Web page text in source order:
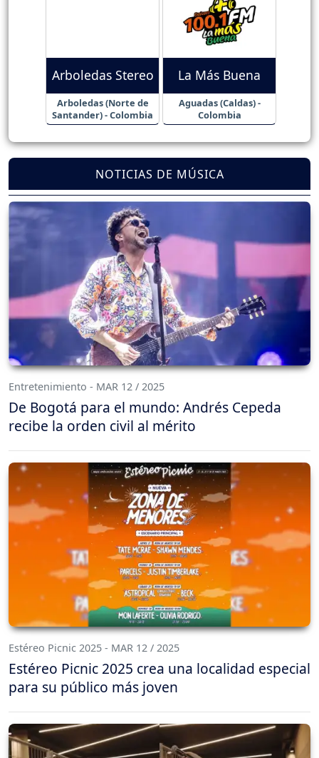
Arboledas Stereo
Arboledas (Norte de
Santander) - Colombia
La Más Buena
Aguadas (Caldas) -
Colombia
NOTICIAS DE MÚSICA
Entretenimiento - MAR 12 / 2025
De Bogotá para el mundo: Andrés Cepeda
recibe la orden civil al mérito
Estéreo Picnic 2025 - MAR 12 / 2025
Estéreo Picnic 2025 crea una localidad especial
para su público más joven